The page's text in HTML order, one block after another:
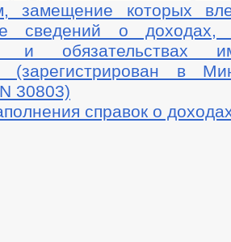
замещение которых
сведений о доходах,
и обязательствах
(зарегистрирован в
30803)
справок о